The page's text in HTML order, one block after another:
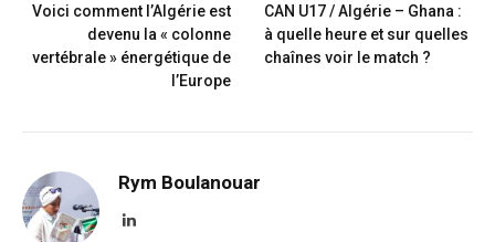
Voici comment l’Algérie est
devenu la « colonne
vertébrale » énergétique de
l’Europe
CAN U17 / Algérie – Ghana :
à quelle heure et sur quelles
chaînes voir le match ?
Rym Boulanouar
LinkedIn